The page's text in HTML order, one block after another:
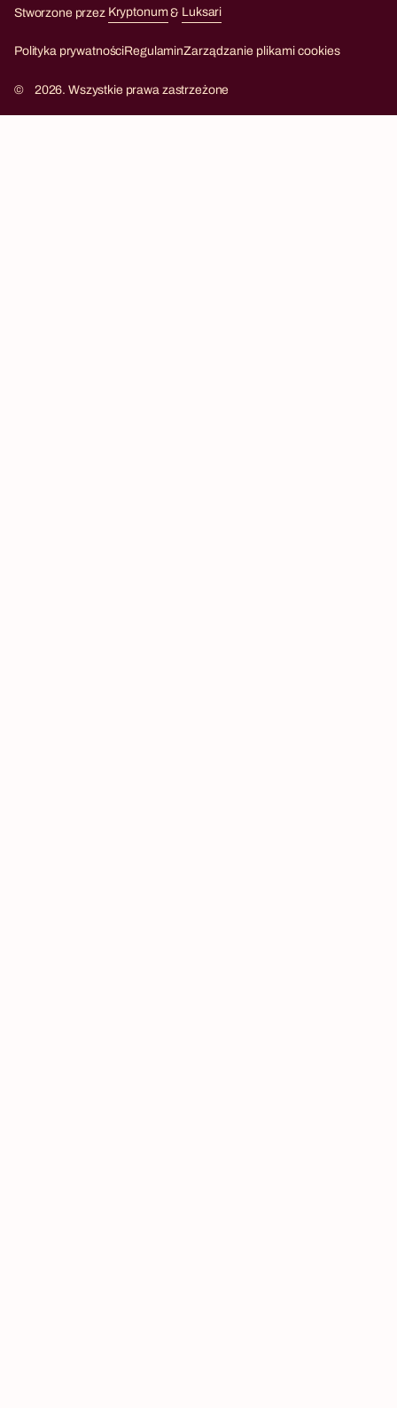
Stworzone przez Kryptonum& Luksari
Polityka prywatnościRegulaminZarządzanie plikami cookies
© 2026. Wszystkie prawa zastrzeżone